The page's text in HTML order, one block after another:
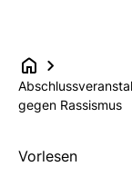
gegen Rassismus
Vorlesen